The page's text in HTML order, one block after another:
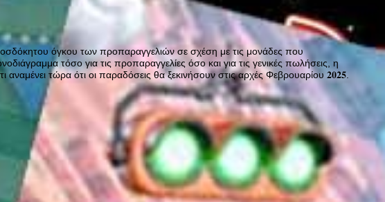
όγκου των προπαραγγελιών σε σχέση με τις μονάδες που
τόσο για τις προπαραγγελίες όσο και για τις γενικές πωλήσεις, η
τώρα ότι οι παραδόσεις θα ξεκινήσουν στις αρχές Φεβρουαρίου 𝟐𝟎𝟐𝟓.